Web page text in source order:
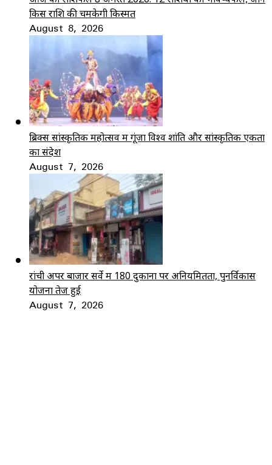
किस राशि की चमकेगी किस्मत
August 8, 2026
ब्रिक्स सांस्कृतिक महोत्सव में गूंजा विश्व शांति और सांस्कृतिक एकता
का संदेश
August 7, 2026
रांची अपर बाजार सर्वे में 180 दुकानों पर अनियमितता, पुनर्विकास
योजना तेज हुई
August 7, 2026